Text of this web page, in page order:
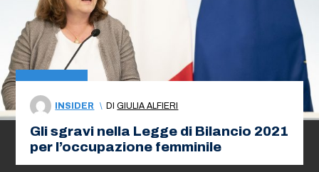
INSIDER \ DIGIULIA ALFIERI
Gli sgravi nella Legge di Bilancio 2021
per l’occupazione femminile